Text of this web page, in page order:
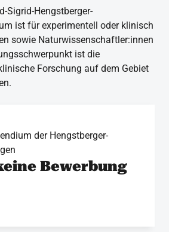
Sigrid-Hengstberger-
ist für experimentell oder klinisch
sowie Naturwissenschaftler:innen
ist die
Forschung auf dem Gebiet
der Hengstberger-
Bewerbung